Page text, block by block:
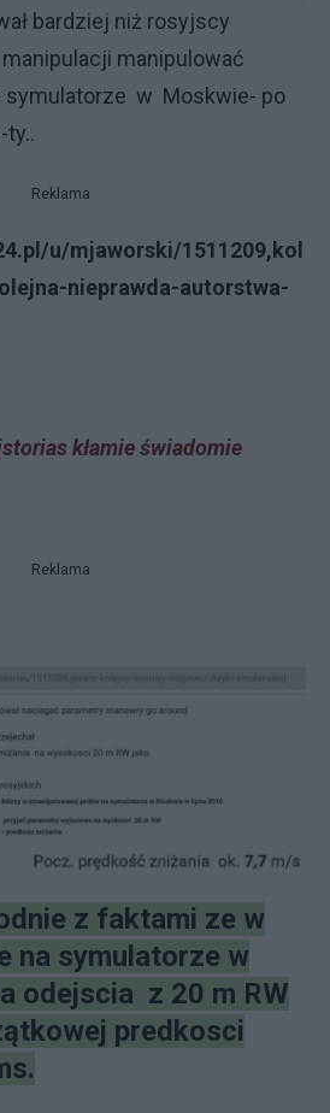
bardziej niż rosyjscy
manipulować
symulatorze w Moskwie- po
ty..
Reklama
u/mjaworski/1511209,kol
nieprawda-autorstwa-
kłamie świadomie
Reklama
z faktami ze w
na symulatorze w
odejscia z 20 m RW
predkosci